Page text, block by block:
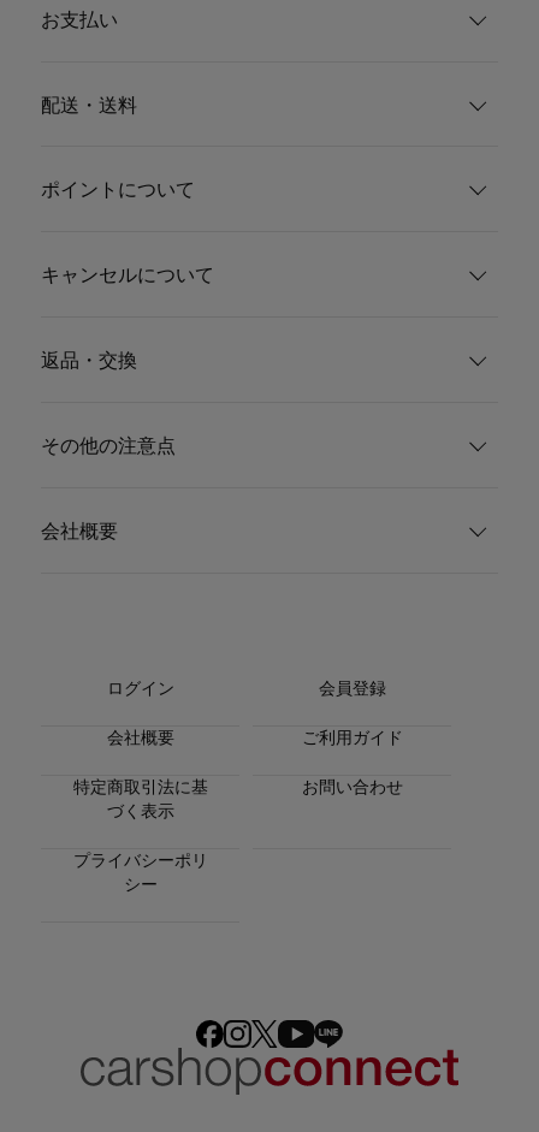
お支払い
配送・送料
ポイントについて
キャンセルについて
返品・交換
その他の注意点
会社概要
ログイン 会員登録
会社概要 ご利用ガイド
特定商取引法に基
づく表示
お問い合わせ
プライバシーポリ
シー